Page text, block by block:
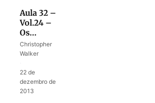
Aula 32 –
Vol.24 –
Os
144.000 e
a
incontável
Christopher
Walker
22 de
dezembro de
2013